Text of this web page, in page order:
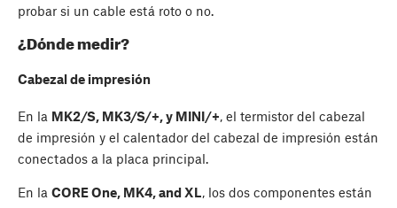
probar si un cable está roto o no.
¿Dónde medir?
Cabezal de impresión
En la MK2/S, MK3/S/+, y MINI/+, el termistor del cabezal
de impresión y el calentador del cabezal de impresión están
conectados a la placa principal.
En la CORE One, MK4, and XL, los dos componentes están